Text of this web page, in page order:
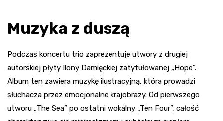
Muzyka z duszą
Podczas koncertu trio zaprezentuje utwory z drugiej
autorskiej płyty Ilony Damięckiej zatytułowanej „Hope”.
Album ten zawiera muzykę ilustracyjną, która prowadzi
słuchacza przez emocjonalne krajobrazy. Od pierwszego
utworu „The Sea” po ostatni wokalny „Ten Four”, całość